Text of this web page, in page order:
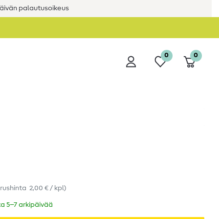
palautusoikeus
0 0
2,00 € / kpl)
5–7 arkipäivää